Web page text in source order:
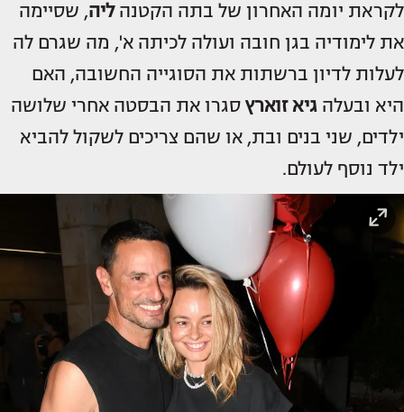
לקראת יומה האחרון של בתה הקטנהליה, שסיימה
את לימודיה בגן חובה ועולה לכיתה א', מה שגרם לה
לעלות לדיון ברשתות את הסוגייה החשובה, האם
היא ובעלה גיא זוארץ סגרו את הבסטה אחרי שלושה
ילדים, שני בנים ובת, או שהם צריכים לשקול להביא
ילד נוסף לעולם.